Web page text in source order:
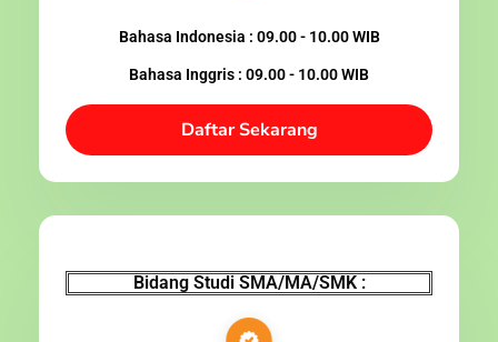
Bahasa Indonesia : 09.00 - 10.00 WIB
Bahasa Inggris : 09.00 - 10.00 WIB
Daftar Sekarang
Bidang Studi SMA/MA/SMK :